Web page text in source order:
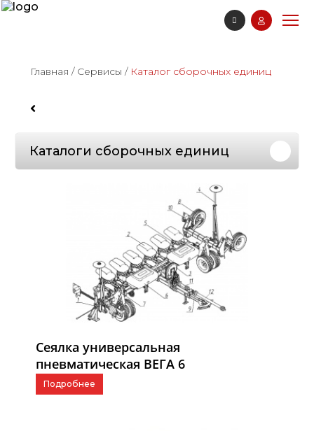
Главная / Сервисы / Каталог сборочных единиц
Каталоги сборочных единиц
Сеялка универсальная
пневматическая ВЕГА 6
Подробнее